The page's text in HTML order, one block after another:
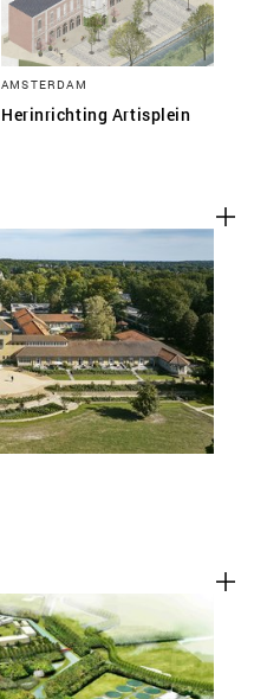
AMSTERDAM
Herinrichting Artisplein